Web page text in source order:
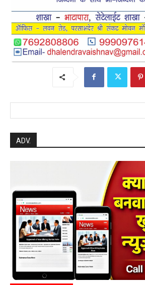
RECENT POSTS
बसना
बसना/ पिरदा में परिवहन संबंधी
परिवहन सुविधा केंद्र की सुविधा
हेमंत वैष्णव 9131614309 - August 8, 2026
बसना/ पिरदा में परिवहन संबंधी कार्यों के लिए राम परिवहन